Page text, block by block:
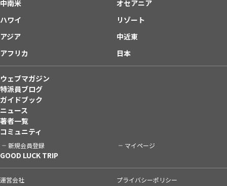
中南米
オセアニア
ハワイ
リゾート
アジア
中近東
アフリカ
日本
ウェブマガジン
特派員ブログ
ガイドブック
ニュース
著者一覧
コミュニティ
新規会員登録 マイページ
GOOD LUCK TRIP
運営会社 プライバシーポリシー